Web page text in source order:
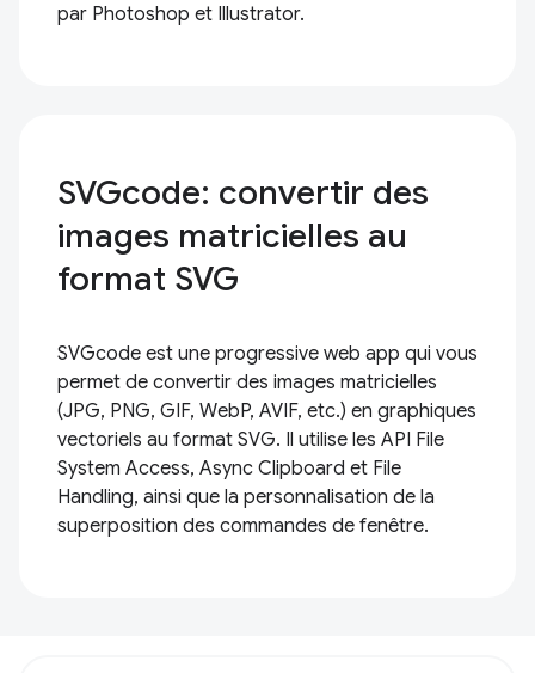
par Photoshop et Illustrator.
SVGcode: convertir des
images matricielles au
format SVG
SVGcode est une progressive web app qui vous
permet de convertir des images matricielles
(JPG, PNG, GIF, WebP, AVIF, etc.) en graphiques
vectoriels au format SVG. Il utilise les API File
System Access, Async Clipboard et File
Handling, ainsi que la personnalisation de la
superposition des commandes de fenêtre.